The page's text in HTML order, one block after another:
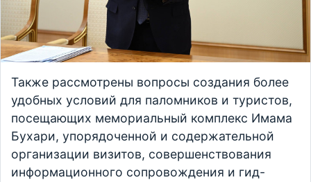
Также рассмотрены вопросы создания более
удобных условий для паломников и туристов,
посещающих мемориальный комплекс Имама
Бухари, упорядоченной и содержательной
организации визитов, совершенствования
информационного сопровождения и гид-